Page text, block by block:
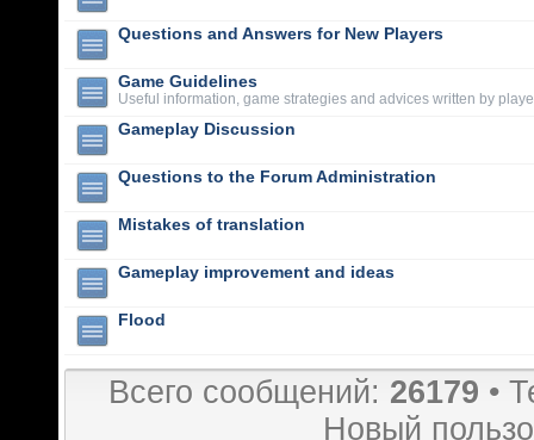
Questions and Answers for New Players
Game Guidelines
Useful information, game strategies and advices written by
Gameplay Discussion
Questions to the Forum Administration
Mistakes of translation
Gameplay improvement and ideas
Flood
Всего сообщений: 26179 •
Новый